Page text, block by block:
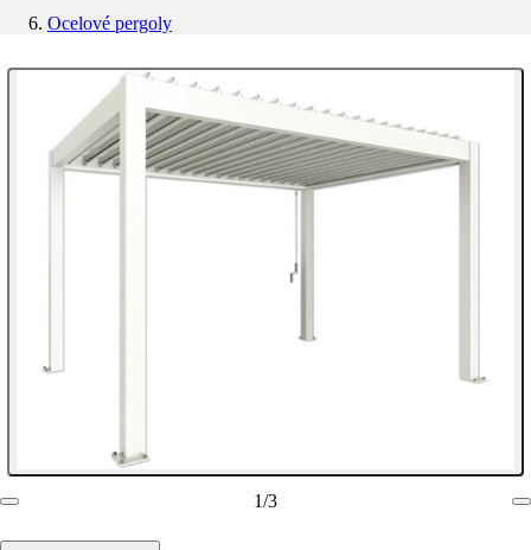
Ocelové pergoly
1/3